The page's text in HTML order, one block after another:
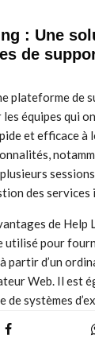
: Une
de
plateforme de
équipes qui
et efficace à
des
de Help
utilisé pour
partir d’un
Web. Il est
de systèmes